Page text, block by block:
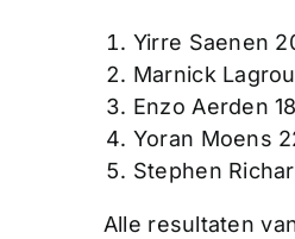
Yirre Saenen
Marnick
Enzo Aerden
Yoran Moens
Stephen
Alle resultaten